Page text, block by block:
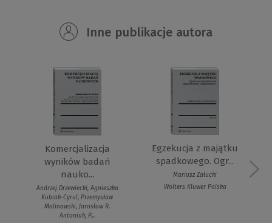
Inne publikacje autora
Komercjalizacja
wyników badań
nauko...
Andrzej Drzewiecki, Agnieszka
Kubiak-Cyrul, Przemysław
Malinowski, Jarosław R.
Antoniuk, P...
Egzekucja z majątku
spadkowego. Ogr...
Mariusz Załucki
Wolters Kluwer Polska